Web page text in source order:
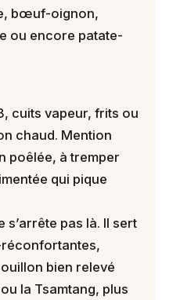
bœuf-oignon,
ou encore patate-
cuits vapeur, frits ou
chaud. Mention
poêlée, à tremper
qui pique
s’arrête pas là. Il sert
bien relevé
la Tsamtang, plus